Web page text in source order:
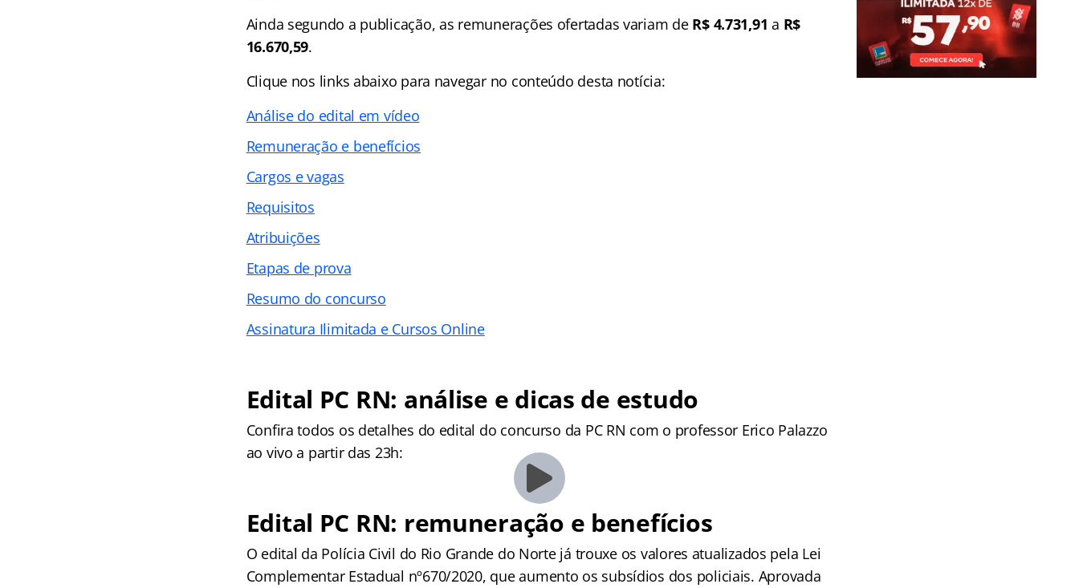
Ainda segundo a publicação, as remunerações ofertadas variam de R$ 4.731,91a R$
16.670,59.
Clique nos links abaixo para navegar no conteúdo desta notícia:
Análise do edital em vídeo
Remuneração e benefícios
Cargos e vagas
Requisitos
Atribuições
Etapas de prova
Resumo do concurso
Assinatura Ilimitada e Cursos Online
Edital PC RN: análise e dicas de estudo
Confira todos os detalhes do edital do concurso da PC RN com o professor Erico Palazzo
ao vivo a partir das 23h:
Edital PC RN: remuneração e benefícios
O edital da Polícia Civil do Rio Grande do Norte já trouxe os valores atualizados pela Lei
Complementar Estadual nº670/2020, que aumento os subsídios dos policiais. Aprovada